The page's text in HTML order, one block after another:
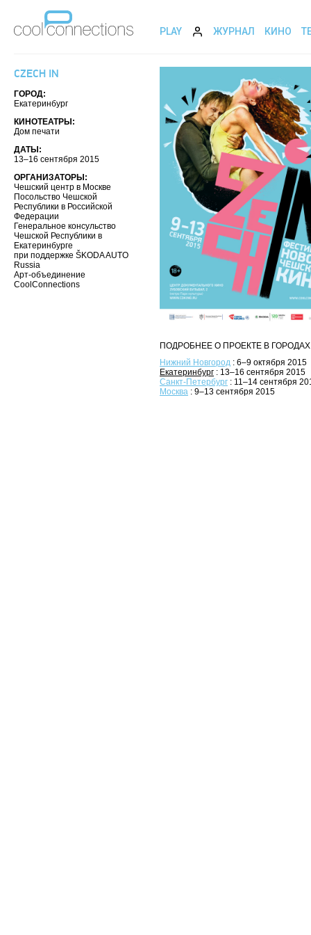
PLAY ЖУРНАЛ КИНО
CZECH IN
ГОРОД:
Екатеринбург
КИНОТЕАТРЫ:
Дом печати
ДАТЫ:
13–16 сентября 2015
ОРГАНИЗАТОРЫ:
Чешский центр в Москве
Посольство Чешской
Республики в Российской
Федерации
Генеральное консульство
Чешской Республики в
Екатеринбурге
при поддержке ŠKODA AUTO
Russia
Арт-объединение
CoolConnections
ПОДРОБНЕЕ О ПРОЕКТЕ В
Нижний Новгород : 6–9 октября 2015
Екатеринбург : 13–16 сентября 2015
Санкт-Петербург : 11–14 сентября
Москва : 9–13 сентября 2015